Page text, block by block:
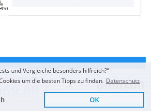
Angebot
€
LIEFERUNG
und Vergleiche besonders hilfreich?“
um die besten Tipps zu finden. Datenschutz
OK